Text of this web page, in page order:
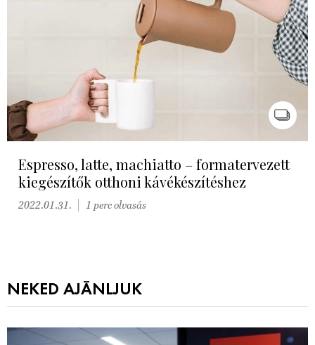
Espresso, latte, machiatto – formatervezett
kiegészítők otthoni kávékészítéshez
2022.01.31. 1 perc olvasás
NEKED AJÁNLJUK